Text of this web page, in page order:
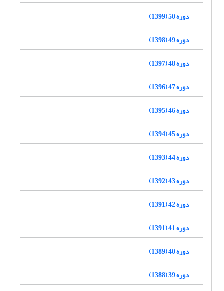
دوره 50 (1399)
دوره 49 (1398)
دوره 48 (1397)
دوره 47 (1396)
دوره 46 (1395)
دوره 45 (1394)
دوره 44 (1393)
دوره 43 (1392)
دوره 42 (1391)
دوره 41 (1391)
دوره 40 (1389)
دوره 39 (1388)